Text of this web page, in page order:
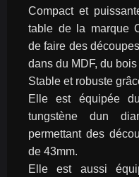
Compact et
table de la marque
de faire des
dans du MDF, du
Stable et robuste
Elle est équipée
tungstène dun
permettant des
de 43mm.
Elle est aussi